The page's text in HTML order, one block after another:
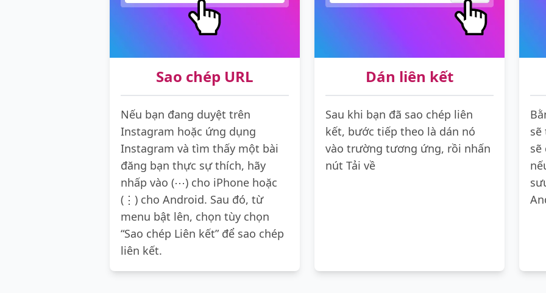
Sao chép URL
Nếu bạn đang duyệt trên
Instagram hoặc ứng dụng
Instagram và tìm thấy một bài
đăng bạn thực sự thích, hãy
nhấp vào (⋯) cho iPhone hoặc
(⋮) cho Android. Sau đó, từ
menu bật lên, chọn tùy chọn
“Sao chép Liên kết” để sao chép
liên kết.
Dán liên kết
Sau khi bạn đã sao chép liên
kết, bước tiếp theo là dán nó
vào trường tương ứng, rồi nhấn
nút Tải về
sẽ
sẽ